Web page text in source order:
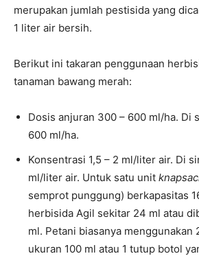
merupakan jumlah pestisida yang
1 liter air bersih.
Berikut ini takaran penggunaan
tanaman bawang merah:
Dosis anjuran 300 – 600 ml/ha. Di
600 ml/ha.
Konsentrasi 1,5 – 2 ml/liter air. Di
ml/liter air. Untuk satu unit
semprot punggung) berkapasitas
herbisida Agil sekitar 24 ml atau
ml. Petani biasanya menggunakan
ukuran 100 ml atau 1 tutup botol